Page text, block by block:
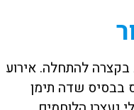
בקצרה להתחלה. אירוע
בבסיס שדה תימן